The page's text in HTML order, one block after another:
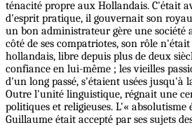
ténacité propre aux Hollandais. C'était
d'esprit pratique, il gouvernait son
un bon administrateur gère une société
côté de ses compatriotes, son rôle
hollandais, libre depuis plus de deux
confiance en lui-même ; les vieilles
d'un long passé, s'étaient usées jusqu'à
Outre l'unité linguistique, régnait une
politiques et religieuses. L'«
Guillaume était accepté par ses sujets